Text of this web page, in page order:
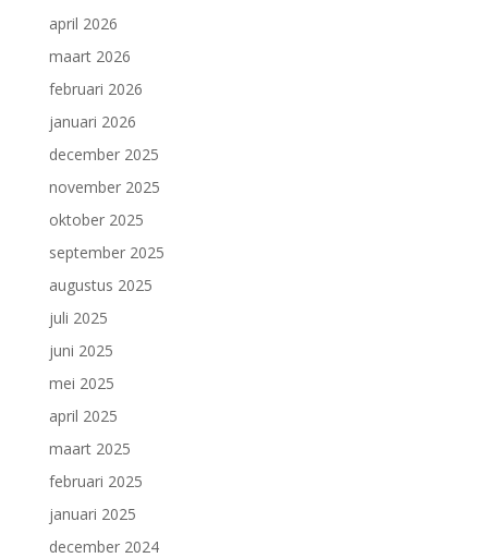
april 2026
maart 2026
februari 2026
januari 2026
december 2025
november 2025
oktober 2025
september 2025
augustus 2025
juli 2025
juni 2025
mei 2025
april 2025
maart 2025
februari 2025
januari 2025
december 2024